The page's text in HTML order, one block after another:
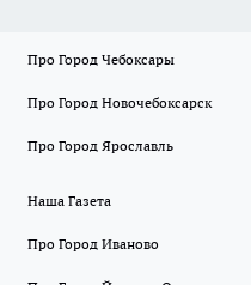
Про Город Чебоксары
Про Город Новочебоксарск
Про Город Ярославль
Наша Газета
Про Город Иваново